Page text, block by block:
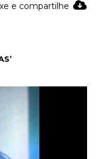
e compartilhe